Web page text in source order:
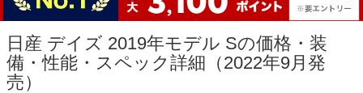
日産 デイズ 2019年モデル Sの価格・装
備・性能・スペック詳細（2022年9月発
売）